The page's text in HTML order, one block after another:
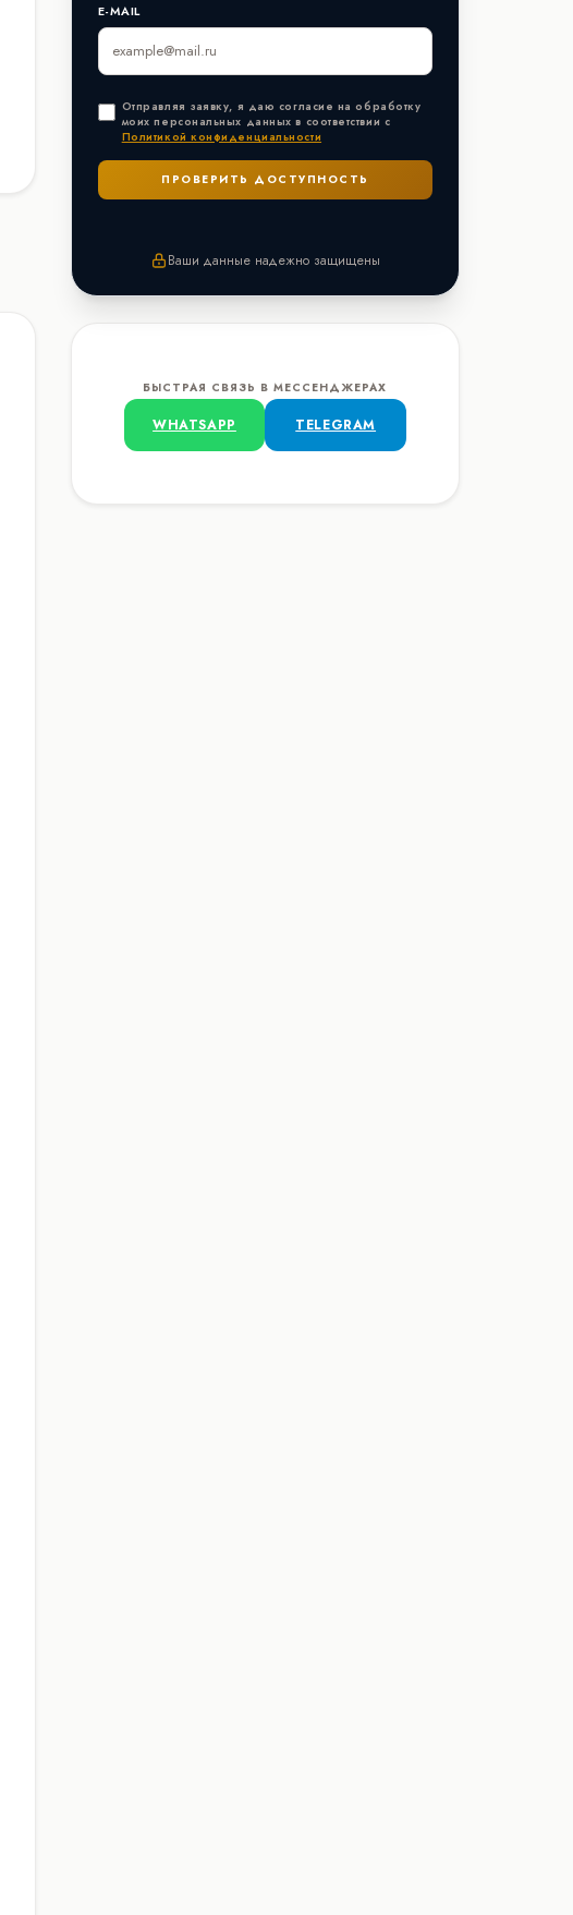
E-MAIL
Отправляя заявку, я даю согласие на обработку
моих персональных данных в соответствии с
Политикой конфиденциальности
Ваши данные надежно защищены
БЫСТРАЯ СВЯЗЬ В МЕССЕНДЖЕРАХ
WHATSAPP TELEGRAM